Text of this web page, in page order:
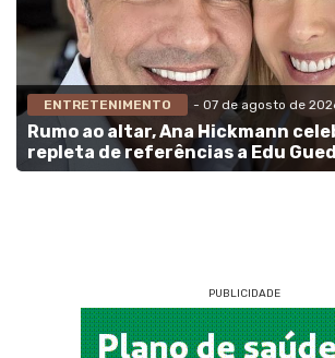
ENTRETENIMENTO - 07 de agosto de
Rumo ao altar, Ana Hickmann
repleta de referências a Edu
PUBLICIDADE